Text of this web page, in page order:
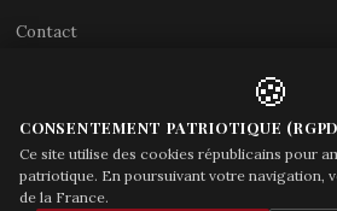
Contact
Acces gouvernement
🍪
CONSENTEMENT PATRIOTIQUE
Ce site utilise des cookies républicains pour
patriotique. En poursuivant votre navigation,
de la France.